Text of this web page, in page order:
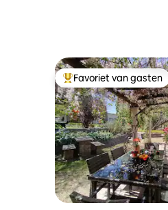
Topfavoriet van gasten
Favoriet van gasten